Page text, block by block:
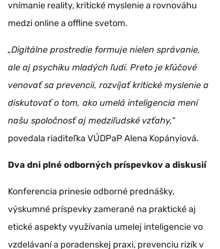
vnímanie reality, kritické myslenie a rovnováhu
medzi online a offline svetom.
„Digitálne prostredie formuje nielen správanie,
ale aj psychiku mladých ľudí. Preto je kľúčové
venovať sa prevencii, rozvíjať kritické myslenie a
diskutovať o tom, ako umelá inteligencia mení
našu spoločnosť aj medziľudské vzťahy,“
povedala riaditeľka VÚDPaP Alena Kopányiová.
Dva dni plné odborných príspevkov a diskusií
Konferencia prinesie odborné prednášky,
výskumné príspevky zamerané na praktické aj
etické aspekty využívania umelej inteligencie vo
vzdelávaní a poradenskej praxi, prevenciu rizík v